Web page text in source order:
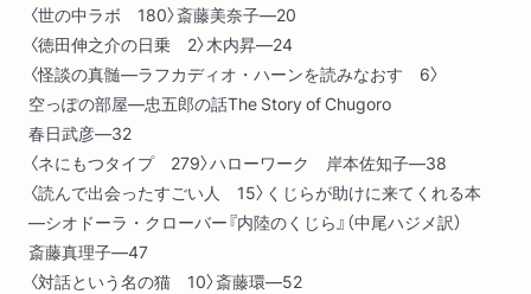
〈世の中ラボ 180〉斎藤美奈子―20
〈徳田伸之介の日乗 2〉木内昇―24
〈怪談の真髄―ラフカディオ・ハーンを読みなおす 6〉
空っぽの部屋―忠五郎の話The Story of Chugoro
春日武彦―32
〈ネにもつタイプ 279〉ハローワーク 岸本佐知子―38
〈読んで出会ったすごい人 15〉くじらが助けに来てくれる本
―シオドーラ・クローバー『内陸のくじら』（中尾ハジメ訳）
斎藤真理子―47
〈対話という名の猫 10〉斎藤環―52